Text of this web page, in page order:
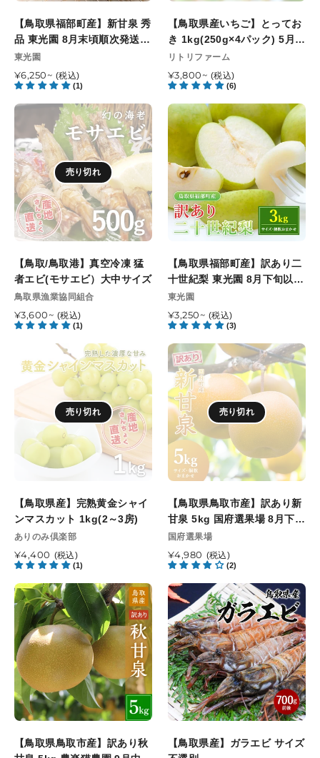
届
け
指
能
発
送
開
始
予
定
秀
品
東
光
園
8
末
頃
順
次
発
送
開
予
定
【鳥取県福部町産】新甘泉 秀
品 東光園 8月末頃順次発送開
始予定
販
売
元
東光園
通
常
価
¥6,250~ (税込)
(1)
お
き
1kg(250g×4
パ
ッ
ク)
5
31
日
注
文
締
切
【鳥取県産いちご】とってお
き 1kg(250g×4パック) 5月
31日注文締切
販
売
元
リトリファーム
通
常
価
格
¥3,800~ (税込)
(6)
【鳥
鳥
取
港】
真
空
冷
凍
者
エ
ビ
(モ
サ
ビ）
ズ
売り切れ
【鳥取/鳥取港】真空冷凍 猛
者エビ(モサエビ）大中サイズ
販
売
元
鳥取県漁業協同組合
通
常
格
¥3,600~ (税込)
(1)
【鳥
取
福
部
町
産】
訳
あ
二
十
世
紀
梨
東
光
園
8
月
下
旬
以
降
次
発
送
開
始
予
定
【鳥取県福部町産】訳あり二
十世紀梨 東光園 8月下旬以降
順次発送開始予定
販
売
元
東光園
通
常
価
格
¥3,250~ (税込)
(3)
取
完
黄
金
イ
ン
マ
ス
カ
ッ
ト
1kg(2
～
3
房)
売り切れ
【鳥取県産】完熟黄金シャイ
ンマスカット 1kg(2～3房)
販
売
元
ありのみ倶楽部
通
常
価
格
¥4,400 (税込)
(1)
【鳥
取
県
鳥
取
市
産】
訳
あ
新
甘
泉
5kg
国
府
選
果
場
8
月
下
旬
以
順
売り切れ
【鳥取県鳥取市産】訳あり新
甘泉 5kg 国府選果場 8月下旬
以降順次発送開始予定
販
売
元
国府選果場
通
常
価
格
¥4,980 (税込)
(2)
【鳥
取
県
鳥
取
市
産】
訳
あ
秋【鳥取県鳥取市産】訳あり秋
【鳥
取
県
産】
ガ
ラ
エ
ビ
サ
ズ【鳥取県産】ガラエビ サイズ